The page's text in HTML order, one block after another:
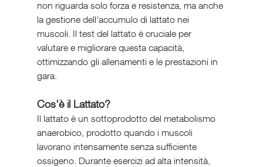
non riguarda solo forza e resistenza, ma anche
la gestione dell'accumulo di lattato nei
muscoli. Il test del lattato è cruciale per
valutare e migliorare questa capacità,
ottimizzando gli allenamenti e le prestazioni in
gara.
Cos'è il Lattato?
Il lattato è un sottoprodotto del metabolismo
anaerobico, prodotto quando i muscoli
lavorano intensamente senza sufficiente
ossigeno. Durante esercizi ad alta intensità,